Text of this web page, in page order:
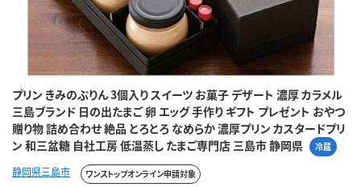
プリン きみのぷりん 3個入り スイーツ お菓子 デザート 濃厚 カラメル
三島ブランド 日の出たまご 卵 エッグ 手作り ギフト プレゼント おやつ
贈り物 詰め合わせ 絶品 とろとろ なめらか 濃厚プリン カスタードプリ
ン 和三盆糖 自社工房 低温蒸し たまご専門店 三島市 静岡県
冷蔵
静岡県三島市 ワンストップオンライン申請対象